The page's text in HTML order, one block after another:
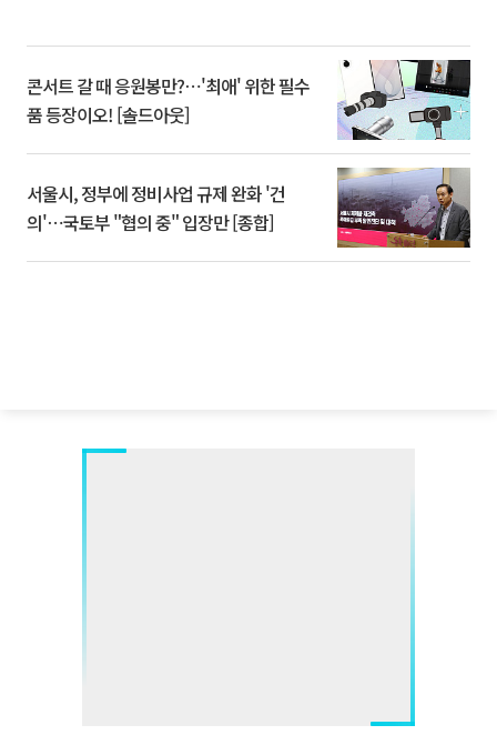
콘서트 갈 때 응원봉만?⋯'최애' 위한 필수
품 등장이오! [솔드아웃]
서울시, 정부에 정비사업 규제 완화 '건
의'⋯국토부 "협의 중" 입장만 [종합]